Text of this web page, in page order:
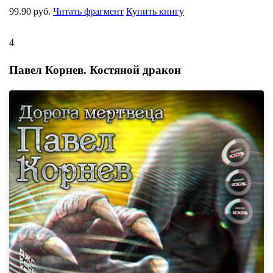
99.90 руб. Читать фрагмент Купить книгу
4
Павел Корнев. Костяной дракон